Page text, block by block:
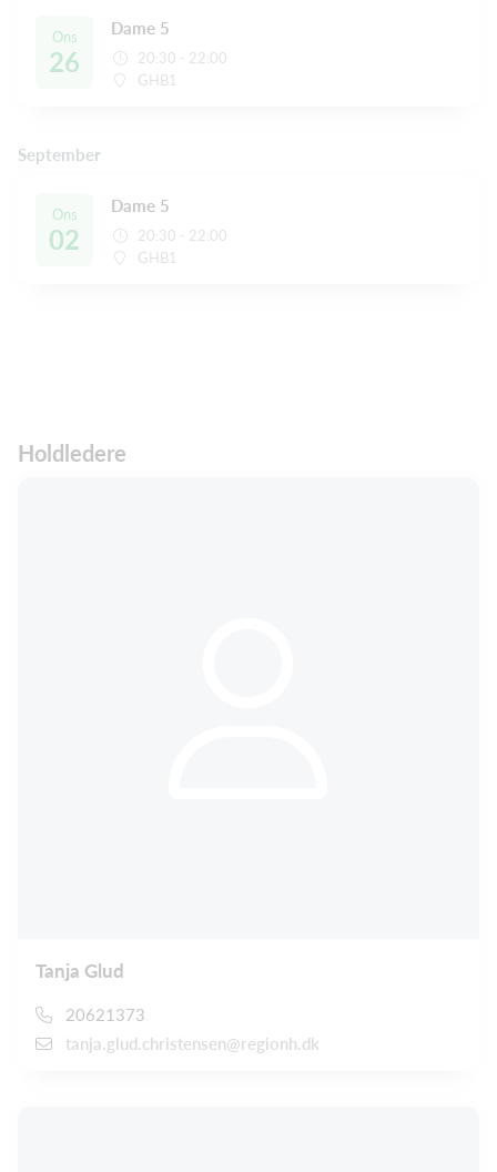
Ons
26
Dame 5
20:30 - 22:00
GHB1
September
Ons
02
Dame 5
20:30 - 22:00
GHB1
Holdledere
Tanja Glud
20621373
tanja.glud.christensen@regionh.dk